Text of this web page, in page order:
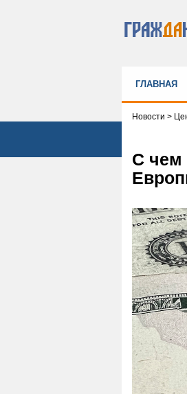
ГЛАВНАЯ
Новости >
С чем